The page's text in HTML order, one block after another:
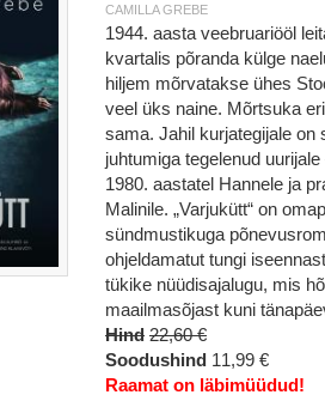
CAMILLA GREBE
1944. aasta veebruariööl
kvartalis põranda külge
hiljem mõrvatakse ühes
veel üks naine. Mõrtsuka
sama. Jahil kurjategijale on
juhtumiga tegelenud
1980. aastatel Hannele ja
Malinile. „Varjukütt“ on
sündmustikuga
ohjeldamatut tungi
tükike nüüdisajalugu, mis
maailmasõjast kuni
Hind 22,60 €
Soodushind 11,99 €
Raamat on läbimüüdud!